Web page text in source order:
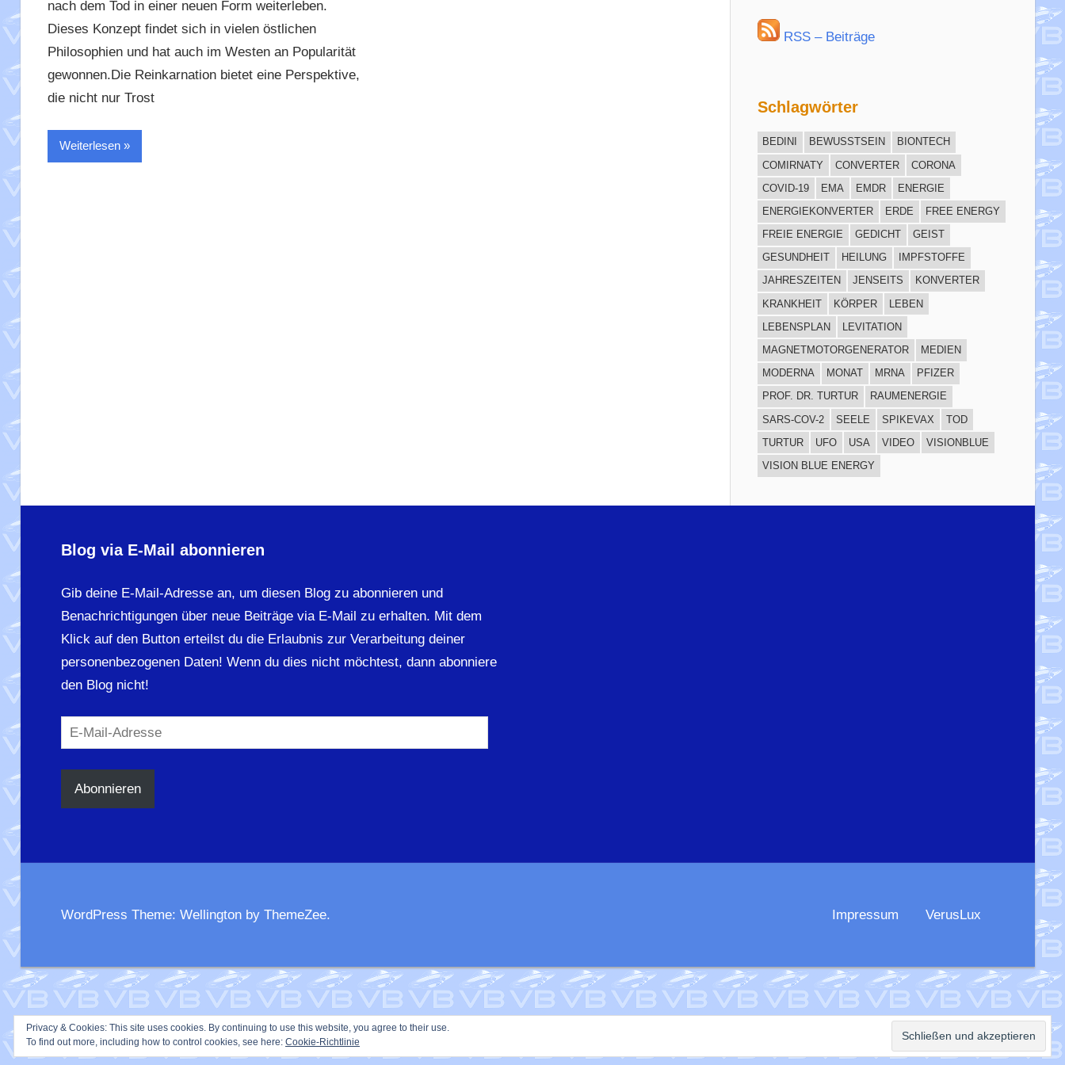
nach dem Tod in einer neuen Form weiterleben.
Dieses Konzept findet sich in vielen östlichen
Philosophien und hat auch im Westen an Popularität
gewonnen.Die Reinkarnation bietet eine Perspektive,
die nicht nur Trost
Weiterlesen
RSS – Beiträge
Schlagwörter
BEDINI BEWUSSTSEIN
BIONTECH
COMIRNATY
CONVERTER
CORONA
COVID-19
EMA EMDR
ENERGIE
ENERGIEKONVERTER
ERDE
FREE ENERGY
FREIE ENERGIE
GEDICHT
GEIST
GESUNDHEIT
HEILUNG
IMPFSTOFFE
JAHRESZEITEN
JENSEITS
KONVERTER
KRANKHEIT
KÖRPER
LEBEN
LEBENSPLAN
LEVITATION
MAGNETMOTORGENERATOR
MEDIEN
MODERNA
MONAT MRNA
PFIZER
PROF. DR. TURTUR
RAUMENERGIE
SARS-COV-2
SEELE SPIKEVAX
TOD
TURTUR
UFO USA VIDEO
VISIONBLUE
VISION BLUE ENERGY
Blog via E-Mail abonnieren
Gib deine E-Mail-Adresse an, um diesen Blog zu abonnieren und
Benachrichtigungen über neue Beiträge via E-Mail zu erhalten. Mit dem
Klick auf den Button erteilst du die Erlaubnis zur Verarbeitung deiner
personenbezogenen Daten! Wenn du dies nicht möchtest, dann abonniere
den Blog nicht!
E-
Mail-
Adresse
Abonnieren
Impressum VerusLux
WordPress Theme: Wellington by ThemeZee.
Privacy & Cookies: This site uses cookies. By continuing to use this website, you agree to their use.
To find out more, including how to control cookies, see here: Cookie-Richtlinie